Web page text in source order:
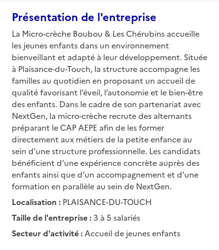
Présentation de l'entreprise
La Micro-crèche Boubou & Les Chérubins accueille
les jeunes enfants dans un environnement
bienveillant et adapté à leur développement. Située
à Plaisance-du-Touch, la structure accompagne les
familles au quotidien en proposant un accueil de
qualité favorisant l’éveil, l’autonomie et le bien-être
des enfants. Dans le cadre de son partenariat avec
NextGen, la micro-crèche recrute des alternants
préparant le CAP AEPE afin de les former
directement aux métiers de la petite enfance au
sein d’une structure professionnelle. Les candidats
bénéficient d’une expérience concrète auprès des
enfants ainsi que d’un accompagnement et d’une
formation en parallèle au sein de NextGen.
Localisation : PLAISANCE-DU-TOUCH
Taille de l'entreprise : 3 à 5 salariés
Secteur d'activité : Accueil de jeunes enfants